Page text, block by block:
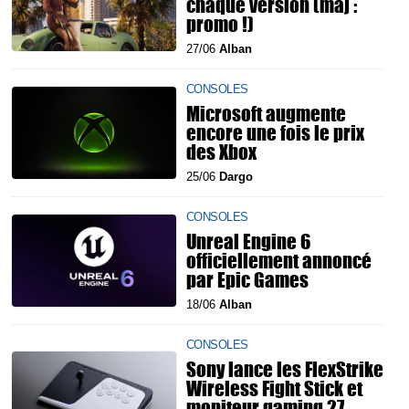
promo !)
27/06 Alban
CONSOLES
Microsoft augmente
encore une fois le prix
des Xbox
25/06 Dargo
CONSOLES
Unreal Engine 6
officiellement annoncé
par Epic Games
18/06 Alban
CONSOLES
Sony lance les FlexStrike
Wireless Fight Stick et